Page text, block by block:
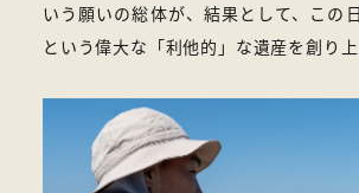
いう願いの総体が、結果として、この
という偉大な「利他的」な遺産を創り上